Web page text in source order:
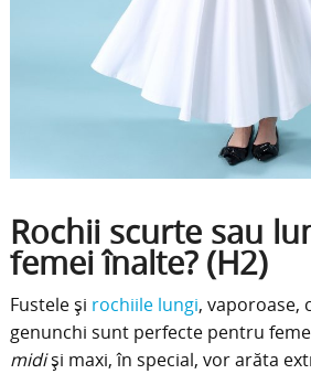
Rochii scurte sau
femei înalte? (H2)
Fustele și rochiile lungi, vaporoase,
genunchi sunt perfecte pentru
midiși maxi, în special, vor arăta